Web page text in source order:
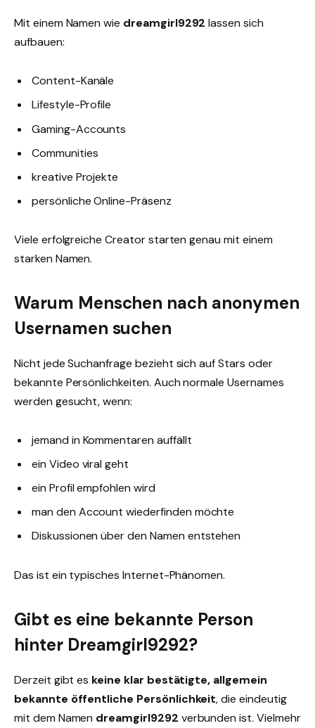
Mit einem Namen wie dreamgirl9292 lassen sich
aufbauen:
Content-Kanäle
Lifestyle-Profile
Gaming-Accounts
Communities
kreative Projekte
persönliche Online-Präsenz
Viele erfolgreiche Creator starten genau mit einem
starken Namen.
Warum Menschen nach anonymen
Usernamen suchen
Nicht jede Suchanfrage bezieht sich auf Stars oder
bekannte Persönlichkeiten. Auch normale Usernames
werden gesucht, wenn:
jemand in Kommentaren auffällt
ein Video viral geht
ein Profil empfohlen wird
man den Account wiederfinden möchte
Diskussionen über den Namen entstehen
Das ist ein typisches Internet-Phänomen.
Gibt es eine bekannte Person
hinter Dreamgirl9292?
Derzeit gibt es keine klar bestätigte, allgemein
bekannte öffentliche Persönlichkeit, die eindeutig
mit dem Namen dreamgirl9292 verbunden ist. Vielmehr